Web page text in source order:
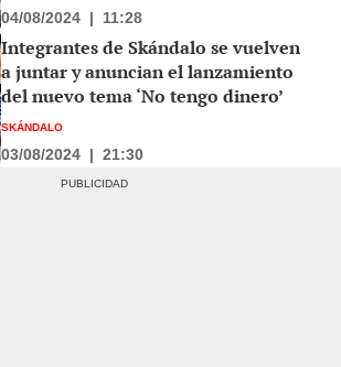
04/08/2024 | 11:28
Integrantes de Skándalo se vuelven
a juntar y anuncian el lanzamiento
del nuevo tema ‘No tengo dinero’
SKÁNDALO
03/08/2024 | 21:30